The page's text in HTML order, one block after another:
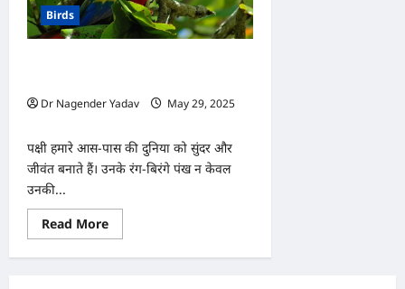
Birds
Dr Nagender Yadav
May 29, 2025
पक्षी हमारे आस-पास की दुनिया को सुंदर और
जीवंत बनाते हैं। उनके रंग-बिरंगे पंख न केवल
उनकी...
Read MoreRead
more
पंखों